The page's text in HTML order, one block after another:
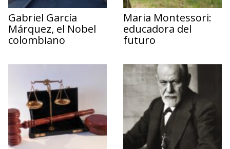
Gabriel García
Márquez, el Nobel
colombiano
Maria Montessori:
educadora del
futuro